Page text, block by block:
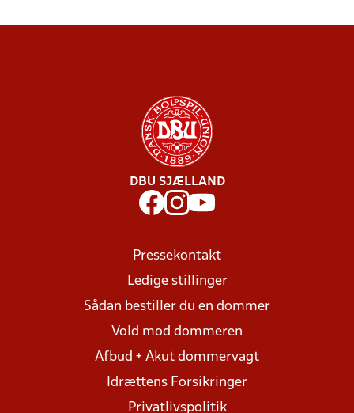
DBU SJÆLLAND
Pressekontakt
Ledige stillinger
Sådan bestiller du en dommer
Vold mod dommeren
Afbud + Akut dommervagt
Idrættens Forsikringer
Privatlivspolitik